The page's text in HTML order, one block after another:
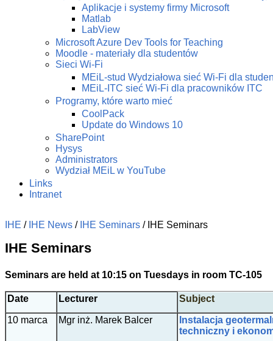
Aplikacje i systemy firmy Microsoft
Matlab
LabView
Microsoft Azure Dev Tools for Teaching
Moodle - materiały dla studentów
Sieci Wi-Fi
MEiL-stud Wydziałowa sieć Wi-Fi dla
MEiL-ITC sieć Wi-Fi dla pracowników ITC
Programy, które warto mieć
CoolPack
Update do Windows 10
SharePoint
Hysys
Administrators
Wydział MEiL w YouTube
Links
Intranet
IHE / IHE News / IHE Seminars / IHE Seminars
IHE Seminars
Seminars are held at 10:15 on Tuesdays in room TC-105
Date Lecturer Subject
10 marca Mgr inż. Marek Balcer
Instalacja
techniczny i